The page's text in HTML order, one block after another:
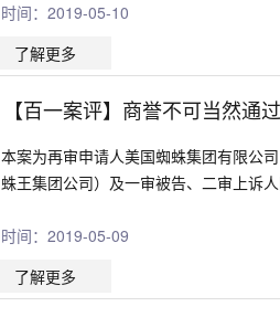
时间：2019-05-10
了解更多
【百一案评】商誉不可当然通
本案为再审申请人美国蜘蛛集团有限公
蛛王集团公司）及一审被告、二审上诉
时间：2019-05-09
了解更多